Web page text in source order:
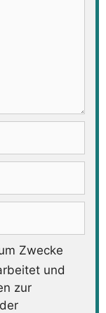
Zwecke
und
zur